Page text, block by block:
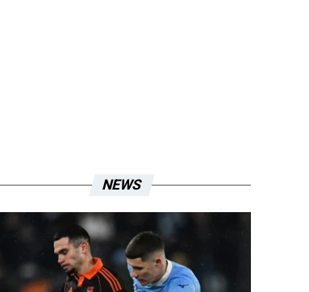
NEWS